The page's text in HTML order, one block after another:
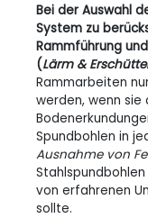
Bei der Auswahl
System zu
Rammführung
(Lärm &
Rammarbeiten
werden, wenn
Spundbohlen in
Ausnahme von
von erfahrenen
sollte.